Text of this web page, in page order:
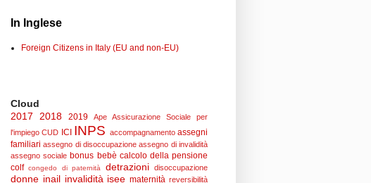
In Inglese
Foreign Citizens in Italy (EU and non-EU)
Cloud
2017
2018 2019 Ape
Assicurazione Sociale per
l'impiego CUD ICI INPS accompagnamento assegni
familiari assegno di disoccupazione assegno di invalidità
assegno sociale bonus bebè calcolo della pensione
colf congedo di paternità detrazioni disoccupazione
donne inail invalidità isee maternità reversibilità